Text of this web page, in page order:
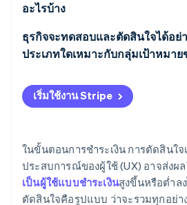
อะไรบ้าง
ประโยชน์ของการชำระเงินหลาย
ข้อเสียของการชำระเงินแบบหลาย
ธุรกิจจะทดสอบและตัดสินใจได้อย่
ประเภทใดเหมาะกับกลุ่มเป้าหมา
เริ่มต้นด้วยการทดสอบ A/B
เจาะลึกข้อมูล
ปรับแต่งรูปแบบของคุณให้เหมาะ
ของคุณ
เพิ่มประสิทธิภาพในอุปกรณ์ต่างๆ
เริ่มใช้งาน Stripe
ในขั้นตอนการชำระเงิน การตัดสินใจ
ประสบการณ์ของผู้ใช้ (UX) อาจส่งผ
เป็นผู้ใช้แบบชำระเงินสูงขึ้นหรือต่ำล
ตัดสินใจคือรูปแบบ ว่าจะรวมทุกอย่า